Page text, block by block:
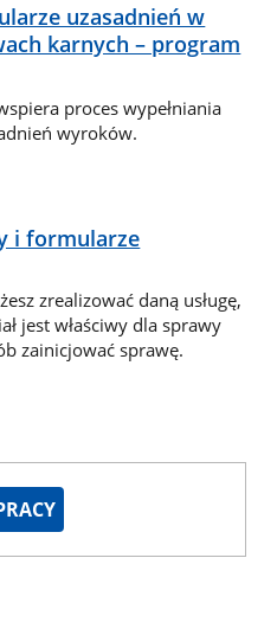
uzasadnień w
karnych – program
proces wypełniania
wyroków.
i formularze
zrealizować daną usługę,
jest właściwy dla sprawy
zainicjować sprawę.